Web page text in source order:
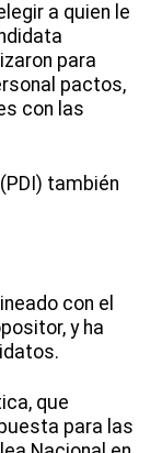
a quien le
para
pactos,
con las
también
con el
y ha
que
para las